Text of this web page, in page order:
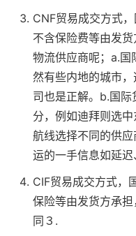
CNF贸易成交方式
不含保险费等由发
物流供应商呢；a.国
然有些内地的城市
司也是正解。b.国际
分，例如迪拜则选
航线选择不同的供
运的一手信息如延迟
CIF贸易成交方式，
保险等由发货方承
同３.